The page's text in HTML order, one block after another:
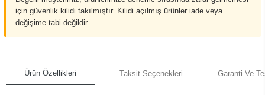
için güvenlik kilidi takılmıştır. Kilidi açılmış ürünler iade veya
değişime tabi değildir.
Ürün Özellikleri Taksit Seçenekleri Garanti Ve